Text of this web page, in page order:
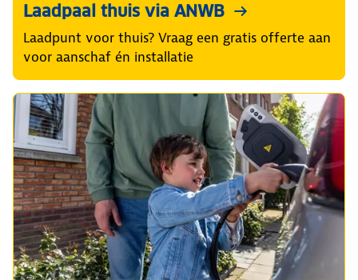
Laadpaal thuis via ANWB
Laadpunt voor thuis? Vraag een gratis offerte aan
voor aanschaf én installatie